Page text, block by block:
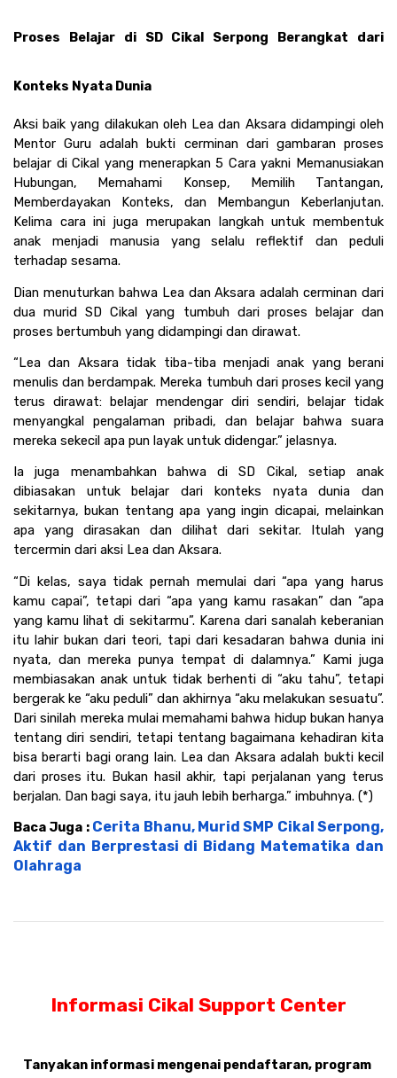
Proses Belajar di SD Cikal Serpong Berangkat dari
Konteks Nyata Dunia
Aksi baik yang dilakukan oleh Lea dan Aksara didampingi oleh
Mentor Guru adalah bukti cerminan dari gambaran proses
belajar di Cikal yang menerapkan 5 Cara yakni Memanusiakan
Hubungan, Memahami Konsep, Memilih Tantangan,
Memberdayakan Konteks, dan Membangun Keberlanjutan.
Kelima cara ini juga merupakan langkah untuk membentuk
anak menjadi manusia yang selalu reflektif dan peduli
terhadap sesama.
Dian menuturkan bahwa Lea dan Aksara adalah cerminan dari
dua murid SD Cikal yang tumbuh dari proses belajar dan
proses bertumbuh yang didampingi dan dirawat.
“Lea dan Aksara tidak tiba-tiba menjadi anak yang berani
menulis dan berdampak. Mereka tumbuh dari proses kecil yang
terus dirawat: belajar mendengar diri sendiri, belajar tidak
menyangkal pengalaman pribadi, dan belajar bahwa suara
mereka sekecil apa pun layak untuk didengar.” jelasnya.
Ia juga menambahkan bahwa di SD Cikal, setiap anak
dibiasakan untuk belajar dari konteks nyata dunia dan
sekitarnya, bukan tentang apa yang ingin dicapai, melainkan
apa yang dirasakan dan dilihat dari sekitar. Itulah yang
tercermin dari aksi Lea dan Aksara.
“Di kelas, saya tidak pernah memulai dari “apa yang harus
kamu capai”, tetapi dari “apa yang kamu rasakan” dan “apa
yang kamu lihat di sekitarmu”. Karena dari sanalah keberanian
itu lahir bukan dari teori, tapi dari kesadaran bahwa dunia ini
nyata, dan mereka punya tempat di dalamnya.” Kami juga
membiasakan anak untuk tidak berhenti di “aku tahu”, tetapi
bergerak ke “aku peduli” dan akhirnya “aku melakukan sesuatu”.
Dari sinilah mereka mulai memahami bahwa hidup bukan hanya
tentang diri sendiri, tetapi tentang bagaimana kehadiran kita
bisa berarti bagi orang lain. Lea dan Aksara adalah bukti kecil
dari proses itu. Bukan hasil akhir, tapi perjalanan yang terus
berjalan. Dan bagi saya, itu jauh lebih berharga.” imbuhnya. (*)
Baca Juga : Cerita Bhanu, Murid SMP Cikal Serpong,
Aktif dan Berprestasi di Bidang Matematika dan
Olahraga
Informasi Cikal Support Center
Tanyakan informasi mengenai pendaftaran, program